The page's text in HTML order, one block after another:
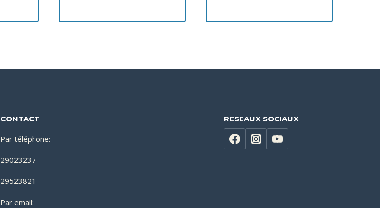
CONTACT
Par téléphone:
29023237
29523821
Par email:
RESEAUX SOCIAUX